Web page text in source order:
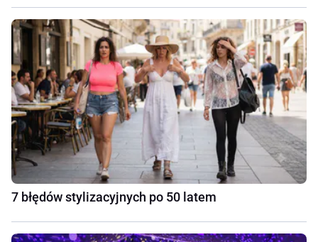
7 błędów stylizacyjnych po 50 latem